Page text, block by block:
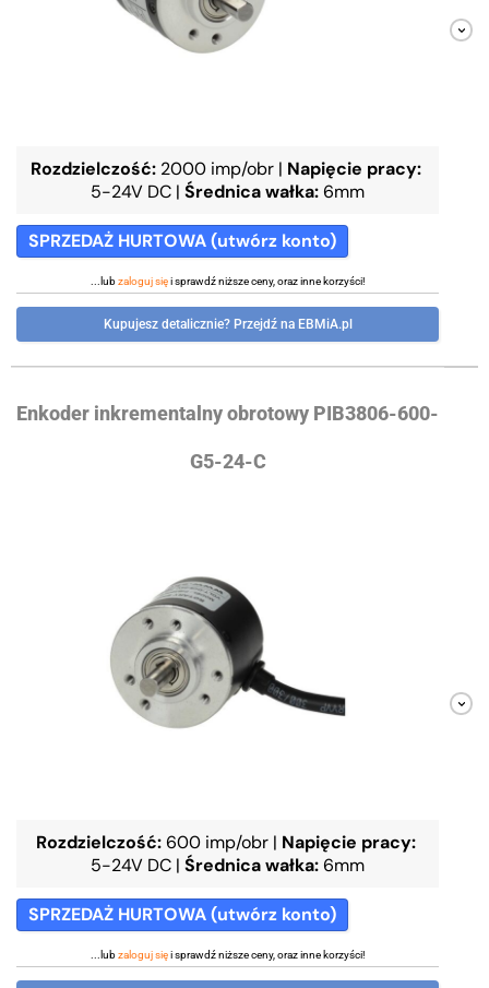
Rozdzielczość: 2000 imp/obr | Napięcie pracy:
5-24V DC | Średnica wałka:6mm
SPRZEDAŻ HURTOWA (utwórz konto)
...lubzaloguj sięi sprawdź niższe ceny, oraz inne korzyści!
Kupujesz detalicznie? Przejdź na EBMiA.pl
Enkoder inkrementalny obrotowy PIB3806-600-
G5-24-C
Rozdzielczość: 600 imp/obr | Napięcie pracy:
5-24V DC | Średnica wałka:6mm
SPRZEDAŻ HURTOWA (utwórz konto)
...lubzaloguj sięi sprawdź niższe ceny, oraz inne korzyści!